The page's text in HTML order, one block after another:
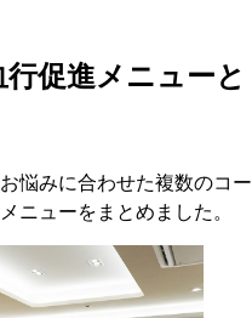
促進メニューと
悩みに合わせた複数のコー
ニューをまとめました。